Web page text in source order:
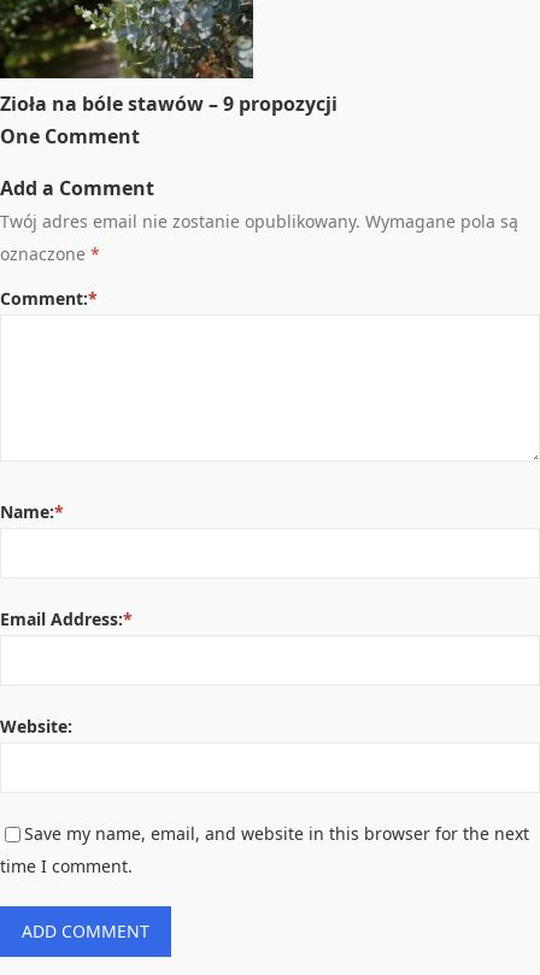
Zioła na bóle stawów – 9 propozycji
One Comment
Add a Comment
Twój adres email nie zostanie opublikowany. Wymagane pola są
oznaczone *
Comment:*
Name:*
Email Address:*
Website:
Save my name, email, and website in this browser for the next
time I comment.